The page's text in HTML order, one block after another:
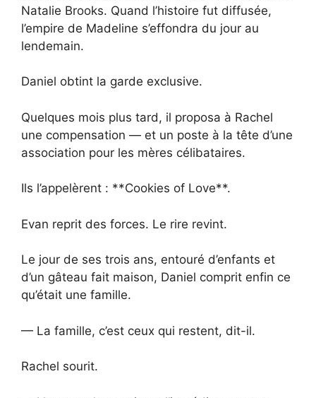
Natalie Brooks. Quand l’histoire fut diffusée,
l’empire de Madeline s’effondra du jour au
lendemain.
Daniel obtint la garde exclusive.
Quelques mois plus tard, il proposa à Rachel
une compensation — et un poste à la tête d’une
association pour les mères célibataires.
Ils l’appelèrent : **Cookies of Love**.
Evan reprit des forces. Le rire revint.
Le jour de ses trois ans, entouré d’enfants et
d’un gâteau fait maison, Daniel comprit enfin ce
qu’était une famille.
— La famille, c’est ceux qui restent, dit-il.
Rachel sourit.